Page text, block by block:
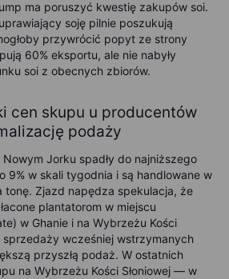
ma poruszyć kwestię zakupów soi.
soję pilnie poszukują
przywrócić popyt ze strony
60% eksportu, ale nie nabyły
soi z obecnych zbiorów.
cen skupu u producentów
podaży
Jorku spadły do najniższego
9% w skali tygodnia i są handlowane w
tonę. Zjazd napędza spekulacja, że
plantatorom w miejscu
w Ghanie i na Wybrzeżu Kości
sprzedaży wcześniej wstrzymanych
przyszłą podaż. W ostatnich
na Wybrzeżu Kości Słoniowej — w